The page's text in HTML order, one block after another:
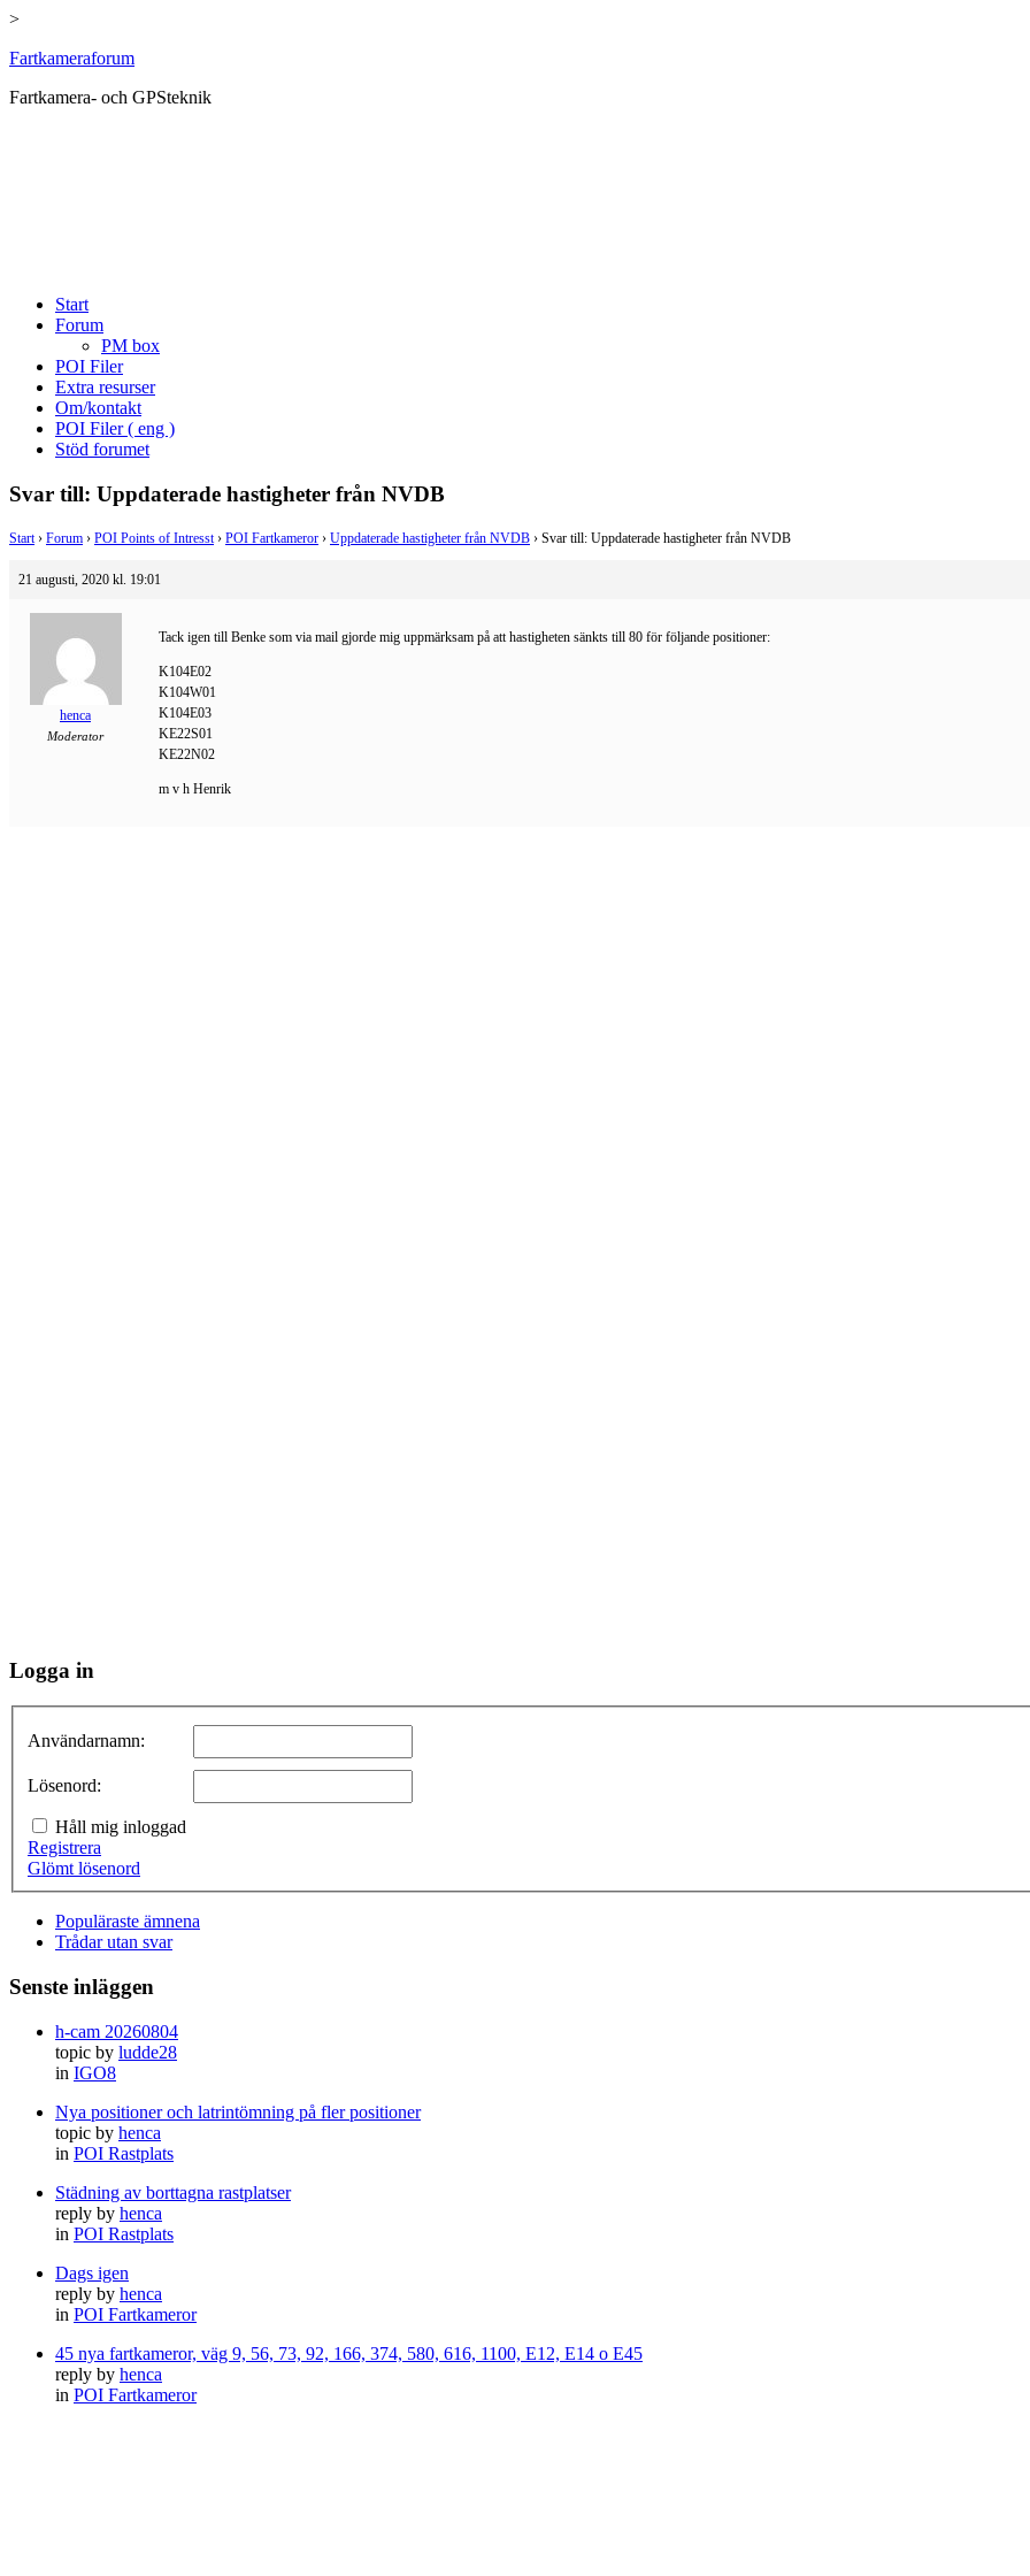
>
Hoppa
innehåll
Fartkameraforum
Fartkamera- och GPSteknik
Start
Forum
PM box
POI Filer
Extra resurser
Om/kontakt
POI Filer ( eng )
Stöd forumet
Svar till: Uppdaterade hastigheter från NVDB
Start › Forum › POI Points of Intresst › POI Fartkameror › Uppdaterade hastigheter från NVDB › Svar till: Uppdaterade hastigheter från NVDB
21 augusti, 2020 kl. 19:01
henca
Moderator
Tack igen till Benke som via mail gjorde mig uppmärksam på att hastigheten sänkts till 80 för följande positioner:
K104E02
K104W01
K104E03
KE22S01
KE22N02
m v h Henrik
Logga in
Användarnamn:
Lösenord:
Håll mig inloggad
Registrera
Glömt lösenord
Populäraste ämnena
Trådar utan svar
Senste inläggen
h-cam 20260804
topic by ludde28
in IGO8
Nya positioner och latrintömning på fler positioner
topic by henca
in POI Rastplats
Städning av borttagna rastplatser
reply by henca
in POI Rastplats
Dags igen
reply by henca
in POI Fartkameror
45 nya fartkameror, väg 9, 56, 73, 92, 166, 374, 580, 616, 1100, E12, E14 o E45
reply by henca
in POI Fartkameror